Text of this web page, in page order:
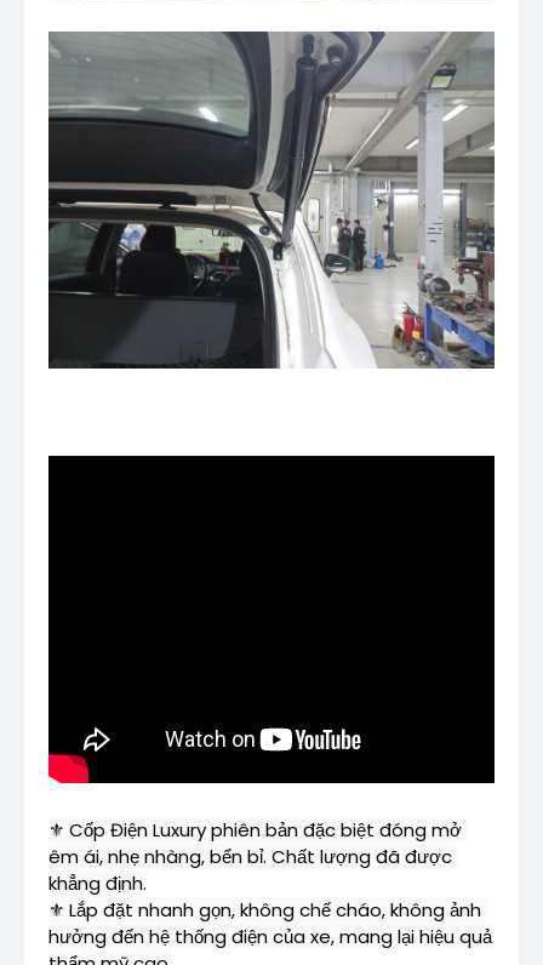
⚜ Cốp Điện Luxury phiên bản đặc biệt đóng mở
êm ái, nhẹ nhàng, bển bỉ. Chất lượng đã được
khẳng định.
⚜ Lắp đặt nhanh gọn, không chế cháo, không ảnh
hưởng đến hệ thống điện của xe, mang lại hiệu quả